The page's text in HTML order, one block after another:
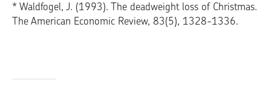
* Waldfogel, J. (1993). The deadweight loss of Christmas.
The American Economic Review, 83(5), 1328-1336.